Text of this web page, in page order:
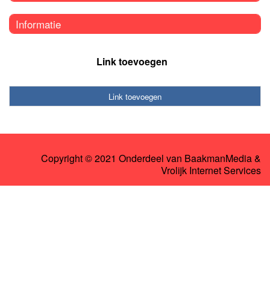
Informatie
Link toevoegen
Link toevoegen
Copyright © 2021 Onderdeel van BaakmanMedia&
Vrolijk Internet Services